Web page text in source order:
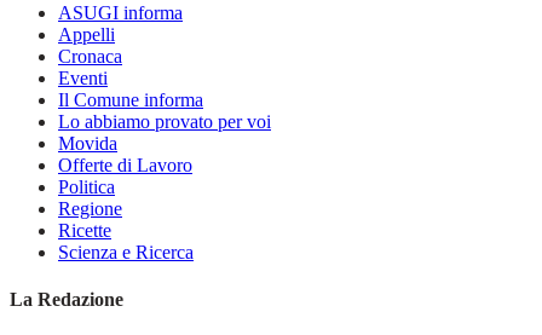
ASUGI informa
Appelli
Cronaca
Eventi
Il Comune informa
Lo abbiamo provato per voi
Movida
Offerte di Lavoro
Politica
Regione
Ricette
Scienza e Ricerca
La Redazione